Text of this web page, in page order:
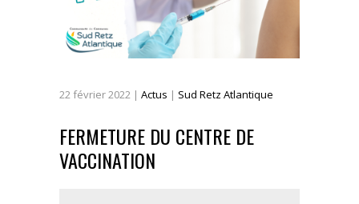
22février2022 | Actus | Sud Retz Atlantique
FERMETURE DU CENTRE DE
VACCINATION